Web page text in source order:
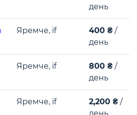
день
Яремче, if 400 ₴ /
день
Яремче, if 800 ₴ /
день
Яремче, if 2,200 ₴ /
день